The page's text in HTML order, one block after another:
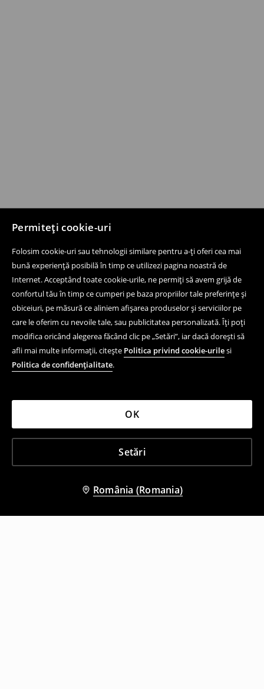
Permiteți cookie-uri
Folosim cookie-uri sau tehnologii similare pentru a-ți oferi cea mai
bună experiență posibilă în timp ce utilizezi pagina noastră de
Internet. Acceptând toate cookie-urile, ne permiți să avem grijă de
confortul tău în timp ce cumperi pe baza propriilor tale preferințe și
obiceiuri, pe măsură ce aliniem afișarea produselor și serviciilor pe
care le oferim cu nevoile tale, sau publicitatea personalizată. Îți poți
modifica oricând alegerea făcând clic pe „Setări”, iar dacă dorești să
afli mai multe informații, citește Politica privind cookie-urilesi
Politica de confidențialitate.
Setări
OK
România (Romania)